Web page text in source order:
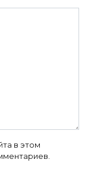
в этом